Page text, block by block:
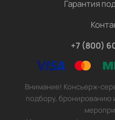
Гарантия
+7 (800)
Внимание! Консьерж-
подбору, бронированию